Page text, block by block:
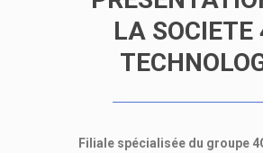
LA SOCIETE
Filiale spécialisée du groupe